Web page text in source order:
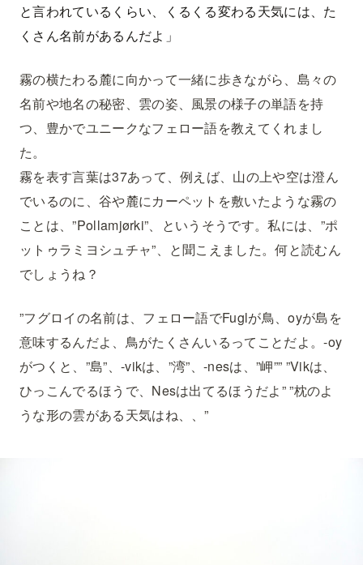
と言われているくらい、くるくる変わる天気には、た
くさん名前があるんだよ」
霧の横たわる麓に向かって一緒に歩きながら、島々の
名前や地名の秘密、雲の姿、風景の様子の単語を持
つ、豊かでユニークなフェロー語を教えてくれまし
た。
霧を表す言葉は37あって、例えば、山の上や空は澄ん
でいるのに、谷や麓にカーペットを敷いたような霧の
ことは、”Pollamjørki”、というそうです。私には、”ポ
ットゥラミヨシュチャ”、と聞こえました。何と読むん
でしょうね？
”フグロイの名前は、フェロー語でFuglが鳥、oyが島を
意味するんだよ、鳥がたくさんいるってことだよ。-oy
がつくと、”島”、-vikは、”湾”、-nesは、”岬”” ”Vikは、
ひっこんでるほうで、Nesは出てるほうだよ” ”枕のよ
うな形の雲がある天気はね、、”